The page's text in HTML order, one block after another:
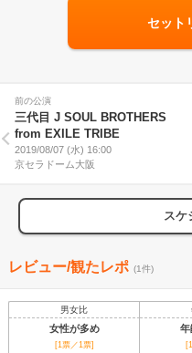
セット
前の公演
三代目 J SOUL BROTHERS
from EXILE TRIBE
2019/08/07 (水) 16:00
京セラドーム大阪
スケ
レビュー/観たレポ (1件)
男女比
女性が多め 年
[1票／1票]